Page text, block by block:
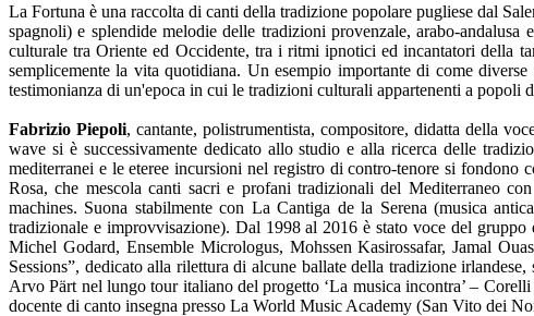
La Fortuna è una raccolta di canti della tradizione popolare pugliese dal
spagnoli) e splendide melodie delle tradizioni provenzale, arabo-
culturale tra Oriente ed Occidente, tra i ritmi ipnotici ed incantatori della
semplicemente la vita quotidiana. Un esempio importante di come
testimonianza di un'epoca in cui le tradizioni culturali appartenenti a popoli
Fabrizio Piepoli, cantante, polistrumentista, compositore, didatta della
wave si è successivamente dedicato allo studio e alla ricerca delle
mediterranei e le eteree incursioni nel registro di contro-tenore si fondono
Rosa, che mescola canti sacri e profani tradizionali del Mediterraneo
machines. Suona stabilmente con La Cantiga de la Serena (musica
tradizionale e improvvisazione). Dal 1998 al 2016 è stato voce del
Michel Godard, Ensemble Micrologus, Mohssen Kasirossafar, Jamal
Sessions”, dedicato alla rilettura di alcune ballate della tradizione
Arvo Pärt nel lungo tour italiano del progetto ‘La musica incontra’ –
docente di canto insegna presso La World Music Academy (San Vito dei